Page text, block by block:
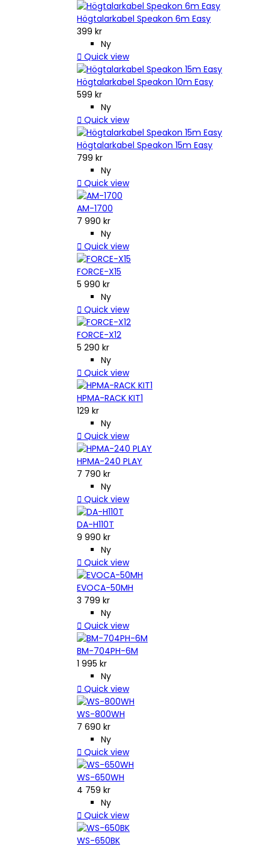
Högtalarkabel Speakon 6m Easy
399 kr
Ny
 Quick view
Högtalarkabel Speakon 10m Easy
599 kr
Ny
 Quick view
Högtalarkabel Speakon 15m Easy
799 kr
Ny
 Quick view
AM-1700
7 990 kr
Ny
 Quick view
FORCE-X15
5 990 kr
Ny
 Quick view
FORCE-X12
5 290 kr
Ny
 Quick view
HPMA-RACK KIT1
129 kr
Ny
 Quick view
HPMA-240 PLAY
7 790 kr
Ny
 Quick view
DA-H110T
9 990 kr
Ny
 Quick view
EVOCA-50MH
3 799 kr
Ny
 Quick view
BM-704PH-6M
1 995 kr
Ny
 Quick view
WS-800WH
7 690 kr
Ny
 Quick view
WS-650WH
4 759 kr
Ny
 Quick view
WS-650BK